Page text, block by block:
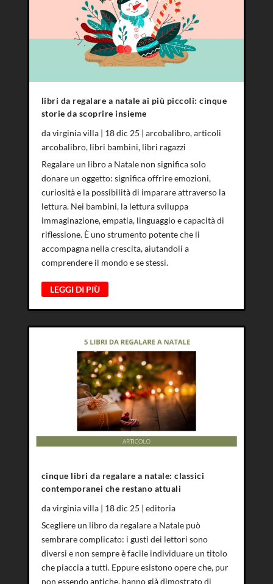
libri da regalare a natale ai più piccoli: cinque
storie da scoprire insieme
davirginia villa| 18 dic 25 | arcobalibro,articoli
arcobalibro, libri bambini, libri ragazzi
Regalare un libro a Natale non significa solo
donare un oggetto: significa offrire emozioni,
curiosità e la possibilità di imparare attraverso la
lettura. Nei bambini, la lettura sviluppa
immaginazione, empatia, linguaggio e capacità di
riflessione. È uno strumento potente che li
accompagna nella crescita, aiutandoli a
comprendere il mondo e se stessi.
LEGGI DI PIÙ
cinque libri da regalare a natale: classici
contemporanei che restano attuali
davirginia villa| 18 dic 25 | editoria
Scegliere un libro da regalare a Natale può
sembrare complicato: i gusti dei lettori sono
diversi e non sempre è facile individuare un titolo
che piaccia a tutti. Eppure esistono opere che, pur
non essendo antiche, hanno già dimostrato di